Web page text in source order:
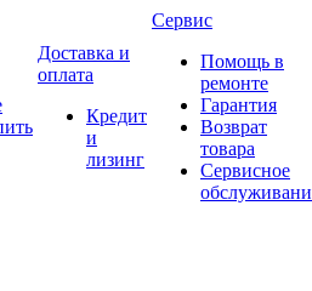
Доставка и
оплата
Кредит
и
лизинг
Сервис
Помощь в
ремонте
Гарантия
Возврат
товара
Сервисное